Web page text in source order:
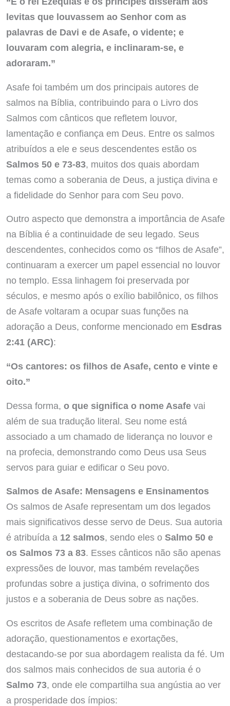
levitas que louvassem ao Senhor com as
palavras de Davi e de Asafe, o vidente; e
louvaram com alegria, e inclinaram-se, e
adoraram.”
Asafe foi também um dos principais autores de
salmos na Bíblia, contribuindo para o Livro dos
Salmos com cânticos que refletem louvor,
lamentação e confiança em Deus. Entre os salmos
atribuídos a ele e seus descendentes estão os
Salmos 50 e 73-83, muitos dos quais abordam
temas como a soberania de Deus, a justiça divina e
a fidelidade do Senhor para com Seu povo.
Outro aspecto que demonstra a importância de Asafe
na Bíblia é a continuidade de seu legado. Seus
descendentes, conhecidos como os “filhos de Asafe”,
continuaram a exercer um papel essencial no louvor
no templo. Essa linhagem foi preservada por
séculos, e mesmo após o exílio babilônico, os filhos
de Asafe voltaram a ocupar suas funções na
adoração a Deus, conforme mencionado em Esdras
2:41 (ARC):
“Os cantores: os filhos de Asafe, cento e vinte e
oito.”
Dessa forma, o que significa o nome Asafevai
além de sua tradução literal. Seu nome está
associado a um chamado de liderança no louvor e
na profecia, demonstrando como Deus usa Seus
servos para guiar e edificar o Seu povo.
Salmos de Asafe: Mensagens e Ensinamentos
Os salmos de Asafe representam um dos legados
mais significativos desse servo de Deus. Sua autoria
é atribuída a 12 salmos, sendo eles o Salmo 50 e
os Salmos 73 a 83. Esses cânticos não são apenas
expressões de louvor, mas também revelações
profundas sobre a justiça divina, o sofrimento dos
justos e a soberania de Deus sobre as nações.
Os escritos de Asafe refletem uma combinação de
adoração, questionamentos e exortações,
destacando-se por sua abordagem realista da fé. Um
dos salmos mais conhecidos de sua autoria é o
Salmo 73, onde ele compartilha sua angústia ao ver
a prosperidade dos ímpios: